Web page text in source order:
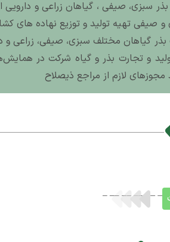
بذر سبزی، صیفی ، گیاهان زراعی و
صیفی تهیه تولید و توزیع نهاده های
بذر گیاهان مختلف سبزی، صیفی، زراعی
و تجارت بذر و گیاه شرکت در
لازم از مراجع ذیصلاح